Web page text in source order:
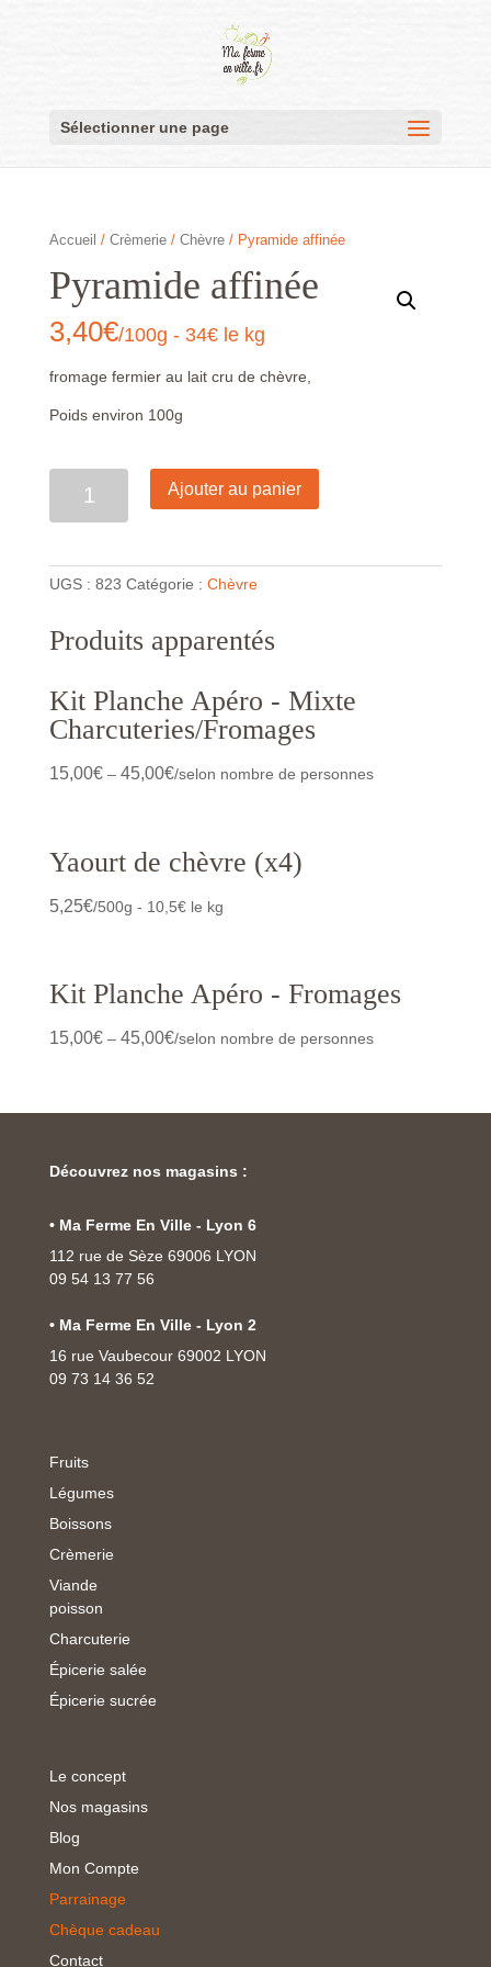
Sélectionner une page
Accueil / Crèmerie/ Chèvre/ Pyramide affinée
Pyramide affinée
3,40€/100g - 34€ le kg
fromage fermier au lait cru de chèvre,
Poids environ 100g
Ajouter au panier
UGS : 823 Catégorie : Chèvre
Produits apparentés
Kit Planche Apéro - Mixte
Charcuteries/Fromages
15,00€– 45,00€/selon nombre de personnes
Yaourt de chèvre (x4)
5,25€/500g - 10,5€ le kg
Kit Planche Apéro - Fromages
15,00€– 45,00€/selon nombre de personnes
Découvrez nos magasins :
• Ma Ferme En Ville - Lyon 6
112 rue de Sèze 69006 LYON
09 54 13 77 56
• Ma Ferme En Ville - Lyon 2
16 rue Vaubecour 69002 LYON
09 73 14 36 52
Fruits
Légumes
Boissons
Crèmerie
Viande
poisson
Charcuterie
Épicerie salée
Épicerie sucrée
Le concept
Nos magasins
Blog
Mon Compte
Parrainage
Chèque cadeau
Contact